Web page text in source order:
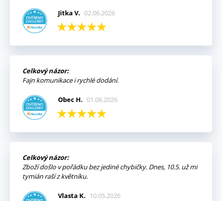
Jitka V. 02.06.2026
Celkový názor:
Fajn komunikace i rychlé dodání.
Obec H. 01.06.2026
Celkový názor:
Zboží došlo v pořádku bez jediné chybičky. Dnes, 10.5. už mi
tymián raší z květníku.
Vlasta K. 10.05.2026